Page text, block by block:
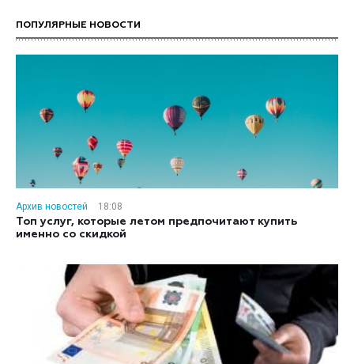
ПОПУЛЯРНЫЕ НОВОСТИ
Архив новостей
18:08
Топ услуг, которые летом предпочитают купить
именно со скидкой